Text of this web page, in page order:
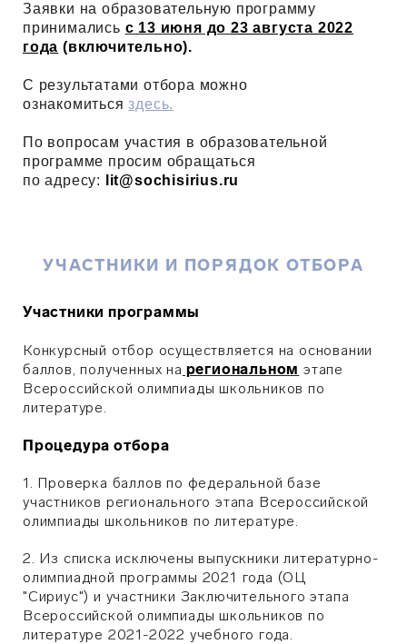
Заявки на образовательную программу
принимались с 13 июня до23 августа 2022
года (включительно).
С результатами отбора можно
ознакомитьсяздесь.
По вопросам участия в образовательной
программе просим обращаться
по адресу:
lit@sochisirius.ru
УЧАСТНИКИ И ПОРЯДОК ОТБОРА
Участники программы
Конкурсный отбор осуществляется на основании
баллов, полученных на региональном этапе
Всероссийской олимпиады школьников по
литературе.
Процедура отбора
1. Проверка баллов по федеральной базе
участников регионального этапа Всероссийской
олимпиады школьников по литературе.
2. Из списка исключены выпускники литературно-
олимпиадной программы 2021 года (ОЦ
"Сириус") и участники Заключительного этапа
Всероссийской олимпиады школьников по
литературе 2021-2022 учебного года.